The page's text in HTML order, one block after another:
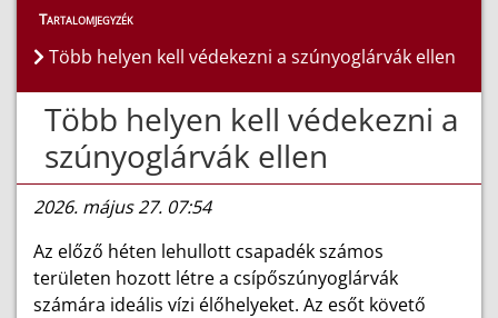
Híreink > Hírek
Tartalomjegyzék
Több helyen kell védekezni a szúnyoglárvák ellen
Több helyen kell védekezni a
szúnyoglárvák ellen
2026. május 27. 07:54
Az előző héten lehullott csapadék számos
területen hozott létre a csípőszúnyoglárvák
számára ideális vízi élőhelyeket. Az esőt követő